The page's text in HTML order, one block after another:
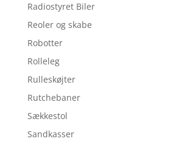
Radiostyret Biler
Reoler og skabe
Robotter
Rolleleg
Rulleskøjter
Rutchebaner
Sækkestol
Sandkasser